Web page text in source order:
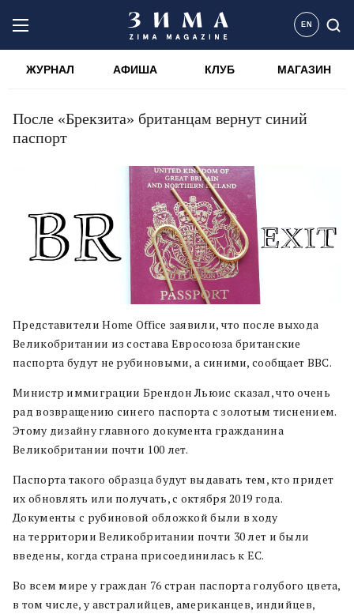
EN
ЖУРНАЛ АФИША КЛУБ МАГАЗИН
После «Брекзита» британцам вернут синий
паспорт
Представители Home Office заявили, что после выхода
Великобритании из состава Евросоюза британские
паспорта будут не рубиновыми, а синими, сообщает BBC.
Министр иммиграции Брендон Льюис сказал, что очень
рад возвращению синего паспорта с золотым тиснением.
Этому дизайну главного документа гражданина
Великобритании почти 100 лет.
Паспорта такого образца будут выдавать тем, кто придет
их обновлять или получать, с октября 2019 года.
Документы с рубиновой обложкой были в ходу
на территории Великобритании почти 30 лет и были
введены, когда страна присоединилась к ЕС.
Во всем мире у граждан 76 стран паспорта голубого цвета,
в том числе, у австралийцев, американцев, индийцев,